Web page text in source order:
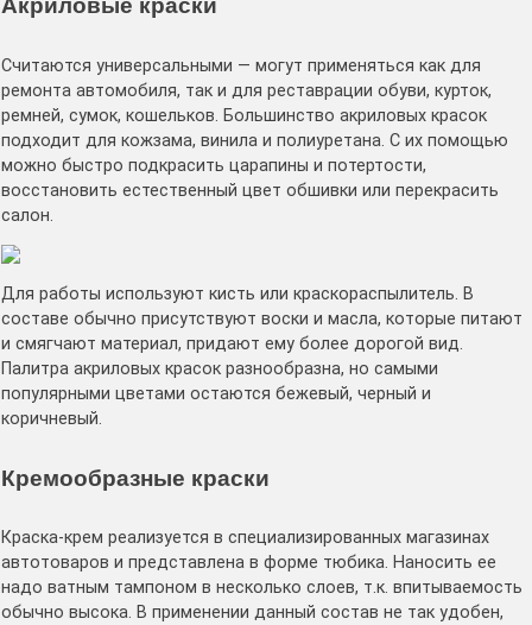
Акриловые краски
Считаются универсальными — могут применяться как для
ремонта автомобиля, так и для реставрации обуви, курток,
ремней, сумок, кошельков. Большинство акриловых красок
подходит для кожзама, винила и полиуретана. С их помощью
можно быстро подкрасить царапины и потертости,
восстановить естественный цвет обшивки или перекрасить
салон.
Для работы используют кисть или краскораспылитель. В
составе обычно присутствуют воски и масла, которые питают
и смягчают материал, придают ему более дорогой вид.
Палитра акриловых красок разнообразна, но самыми
популярными цветами остаются бежевый, черный и
коричневый.
Кремообразные краски
Краска-крем реализуется в специализированных магазинах
автотоваров и представлена в форме тюбика. Наносить ее
надо ватным тампоном в несколько слоев, т.к. впитываемость
обычно высока. В применении данный состав не так удобен,